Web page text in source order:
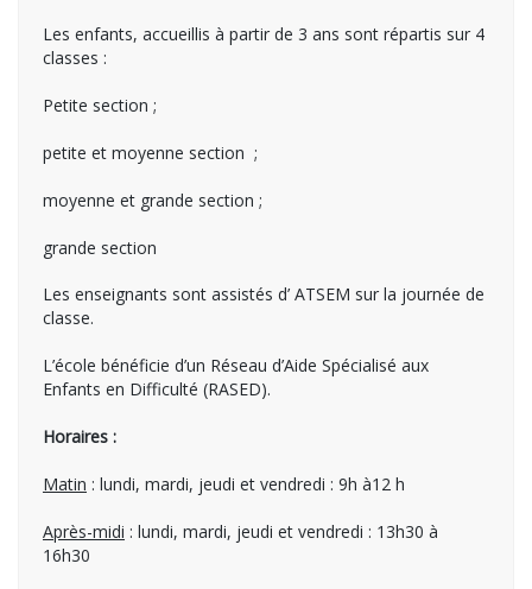
Les enfants, accueillis à partir de 3 ans sont répartis sur 4
classes :
Petite section ;
petite et moyenne section ;
moyenne et grande section ;
grande section
Les enseignants sont assistés d’ ATSEM sur la journée de
classe.
L’école bénéficie d’un Réseau d’Aide Spécialisé aux
Enfants en Difficulté (RASED).
Horaires :
Matin : lundi, mardi, jeudi et vendredi : 9h à12 h
Après-midi : lundi, mardi, jeudi et vendredi : 13h30 à
16h30